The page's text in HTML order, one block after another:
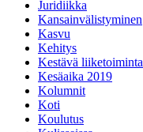
Juridiikka
Kansainvälistyminen
Kasvu
Kehitys
Kestävä liiketoiminta
Kesäaika 2019
Kolumnit
Koti
Koulutus